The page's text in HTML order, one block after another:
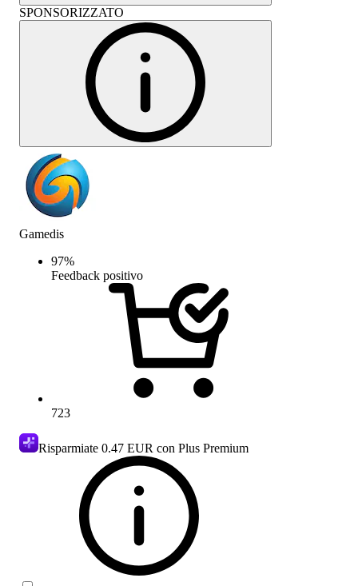
SPONSORIZZATO
Gamedis
97%
Feedback positivo
723
Risparmiate 0.47 EUR con Plus Premium